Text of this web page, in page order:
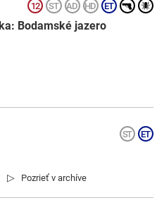
Bodamské jazero
▷ Pozrieť v archíve